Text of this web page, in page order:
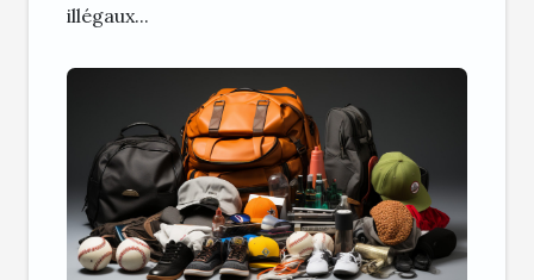
illégaux...